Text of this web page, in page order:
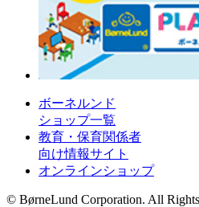
ボーネルンド
ショップ一覧
教育・保育関係者
向け情報サイト
オンラインショップ
© BørneLund Corporation. All Rights